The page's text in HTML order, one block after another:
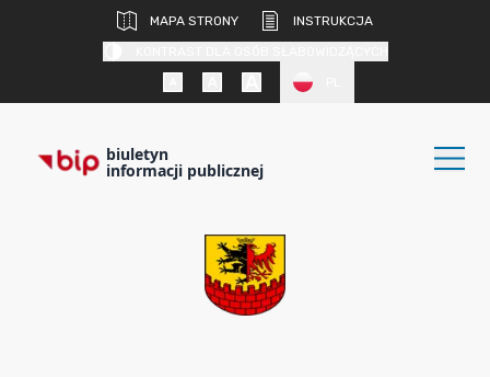
MAPA STRONY
INSTRUKCJA
biuletyn
informacji publicznej